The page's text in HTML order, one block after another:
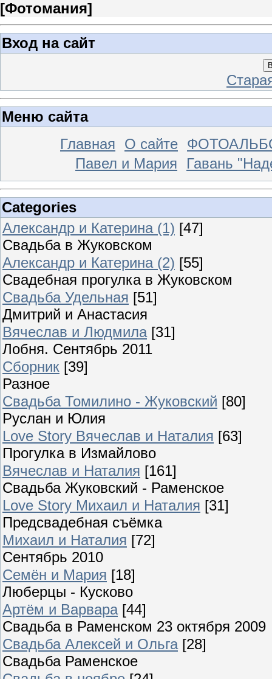
[Фотомания]
Вход на сайт
Меню сайта
Главная
О сайте
Павел и Мария
Гавань
Categories
Александр и Катерина (1) [47]
Свадьба в Жуковском
Александр и Катерина (2) [55]
Свадебная прогулка в Жуковском
Свадьба Удельная [51]
Дмитрий и Анастасия
Вячеслав и Людмила [31]
Лобня. Сентябрь 2011
Сборник [39]
Разное
Свадьба Томилино - Жуковский [80]
Руслан и Юлия
Love Story Вячеслав и Наталия [63]
Прогулка в Измайлово
Вячеслав и Наталия [161]
Свадьба Жуковский - Раменское
Love Story Михаил и Наталия [31]
Предсвадебная съёмка
Михаил и Наталия [72]
Сентябрь 2010
Семён и Мария [18]
Люберцы - Кусково
Артём и Варвара [44]
Свадьба в Раменском 23 октября 2009
Свадьба Алексей и Ольга [28]
Свадьба Раменское